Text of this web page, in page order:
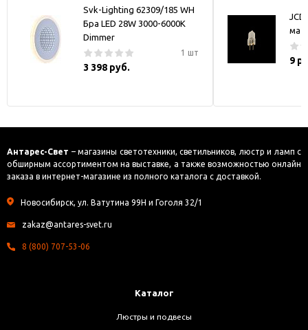
Svk-Lighting 62309/185 WH
Бра LED 28W 3000-6000K
Dimmer
1 шт
3 398 руб.
JCD
9
Антарес-Свет – магазины светотехники, светильников, люстр и ламп с
обширным ассортиментом на выставке, а также возможностью онлайн
заказа в интернет-магазине из полного каталога с доставкой.
Новосибирск, ул. Ватутина 99Н и Гоголя 32/1
zakaz@antares-svet.ru
8 (800) 707-53-06
Каталог
Люстры и подвесы